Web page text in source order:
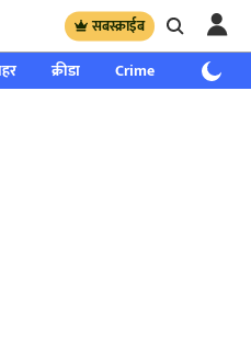
सबस्क्राईब
क्रीडा Crime साप्ताहिक